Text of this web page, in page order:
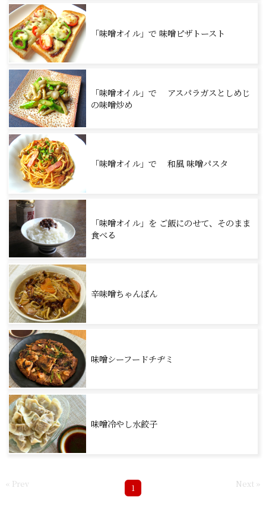
「味噌オイル」で 味噌ピザトースト
「味噌オイル」で アスパラガスとしめじ
の味噌炒め
「味噌オイル」で 和風 味噌パスタ
「味噌オイル」を ご飯にのせて、そのまま
食べる
辛味噌ちゃんぽん
味噌シーフードチヂミ
味噌冷やし水餃子
« Prev 1 Next »